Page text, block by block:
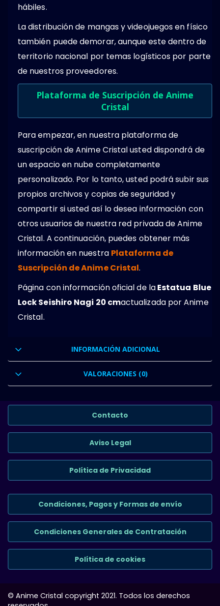
hábiles.
La distribución de mangas y videojuegos en físico
también puede demorar, aunque este dentro de
territorio nacional por temas logísticos por parte
de nuestros proveedores.
Plataforma de Suscripción de Anime
Cristal
Para empezar, en nuestra plataforma de
suscripción de Anime Cristal usted dispondrá de
un espacio en nube completamente
personalizado. Por lo tanto, usted podrá subir sus
propios archivos y copias de seguridad y
compartir si usted así lo desea información con
otros usuarios de nuestra red privada de Anime
Cristal. A continuación, puedes obtener más
información en nuestra Plataforma de
Suscripción de Anime Cristal.
Página con información oficial de laEstatua Blue
Lock Seishiro Nagi 20 cmactualizada por Anime
Cristal.
INFORMACIÓN ADICIONAL
VALORACIONES (0)
Contacto
Aviso Legal
Política de Privacidad
Condiciones, Pagos y Formas de envío
Condiciones Generales de Contratación
Política de cookies
© Anime Cristal copyright 2021. Todos los derechos